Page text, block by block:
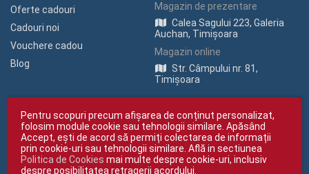
Oferte cadouri
Cadouri noi
Vouchere cadou
Blog
Magazin de prezentare
Calea Sagului 223, Galeria
Auchan, Timișoara
Magazin online
Str. Câmpului nr. 81,
Timișoara
Copyright © giftexpress.ro | Toate drepturile rezervate
Pentru scopuri precum afișarea de conținut personalizat,
folosim module cookie sau tehnologii similare. Apăsând
Accept, ești de acord să permiți colectarea de informații
prin cookie-uri sau tehnologii similare. Află in sectiunea
Politica de Cookies mai multe despre cookie-uri, inclusiv
despre posibilitatea retragerii acordului.